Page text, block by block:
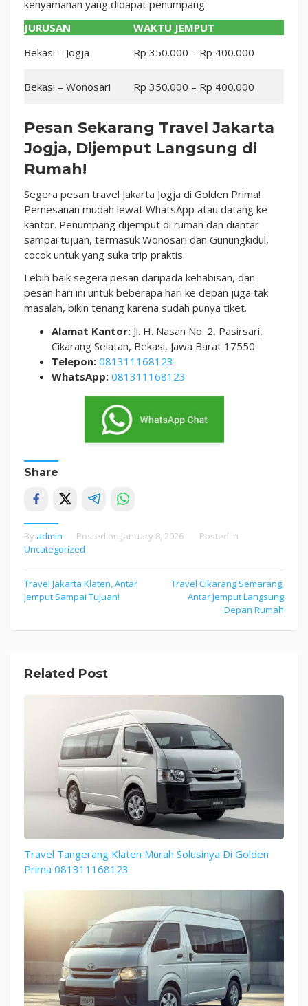
kenyamanan yang didapat penumpang.
JURUSAN
WAKTU JEMPUT
Bekasi – Jogja
Rp 350.000 – Rp 400.000
Bekasi – Wonosari Rp 350.000 – Rp 400.000
Pesan Sekarang Travel Jakarta
Jogja, Dijemput Langsung di
Rumah!
Segera pesan travel Jakarta Jogja di Golden Prima!
Pemesanan mudah lewat WhatsApp atau datang ke
kantor. Penumpang dijemput di rumah dan diantar
sampai tujuan, termasuk Wonosari dan Gunungkidul,
cocok untuk yang suka trip praktis.
Lebih baik segera pesan daripada kehabisan, dan
pesan hari ini untuk beberapa hari ke depan juga tak
masalah, bikin tenang karena sudah punya tiket.
Alamat Kantor: Jl. H. Nasan No. 2, Pasirsari,
Cikarang Selatan, Bekasi, Jawa Barat 17550
Telepon: 081311168123
WhatsApp: 081311168123
Share
By admin Posted on January 8, 2026
Posted in
Uncategorized
Post
navigation
Travel Jakarta Klaten, Antar
Jemput Sampai Tujuan!
Travel Cikarang Semarang,
Antar Jemput Langsung
Depan Rumah
Related Post
Travel Tangerang Klaten Murah Solusinya Di Golden
Prima 081311168123